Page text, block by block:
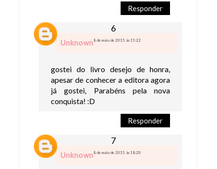
Responder
Unknown 8 de maio de 2015 às 15:22
gostei do livro desejo de honra,
apesar de conhecer a editora agora
já gostei, Parabéns pela nova
conquista! :D
Responder
Unknown 8 de maio de 2015 às 18:20